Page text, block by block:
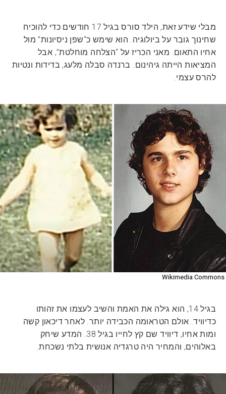
מבלי שידע זאת, הילד סורס בגיל 17 חודשים כדי להוכיח
שחינוך גובר על ביולוגיה. הוא שימש כ“שפן ניסיונות” מול
אחיו התאום. מאני הכריז על “הצלחה מוחלטת”, אבל
המציאות הייתה גיהינום. ברנדה סבלה מלעג, בדידות ונטיות
להרס עצמי.
בגיל 14, הוא גילה את האמת והשיב לעצמו את זהותו
כדיוויד. אולם הטראומה הכבידה יותר. לאחר דיכאון קשה
ומות אחיו, דיוויד שם קץ לחייו בגיל 38. המדע שיחק
באלוהים, והמחיר היה טרגדיה אנושית בלתי נשכחת.